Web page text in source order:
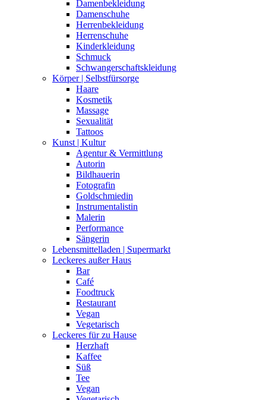
Damenbekleidung
Damenschuhe
Herrenbekleidung
Herrenschuhe
Kinderkleidung
Schmuck
Schwangerschaftskleidung
Körper | Selbstfürsorge
Haare
Kosmetik
Massage
Sexualität
Tattoos
Kunst | Kultur
Agentur & Vermittlung
Autorin
Bildhauerin
Fotografin
Goldschmiedin
Instrumentalistin
Malerin
Performance
Sängerin
Lebensmittelladen | Supermarkt
Leckeres außer Haus
Bar
Café
Foodtruck
Restaurant
Vegan
Vegetarisch
Leckeres für zu Hause
Herzhaft
Kaffee
Süß
Tee
Vegan